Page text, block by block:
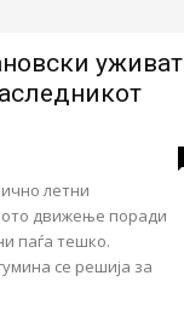
уживат
летни
движење поради
паѓа тешко.
се решија за